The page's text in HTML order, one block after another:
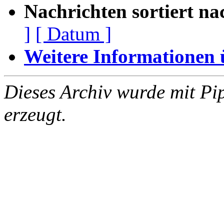
Nachrichten sortiert
] [ Datum ]
Weitere Informationen
Dieses Archiv wurde mit
erzeugt.